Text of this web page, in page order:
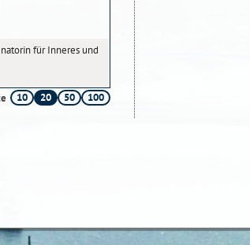
für Inneres und
10 20 50 100